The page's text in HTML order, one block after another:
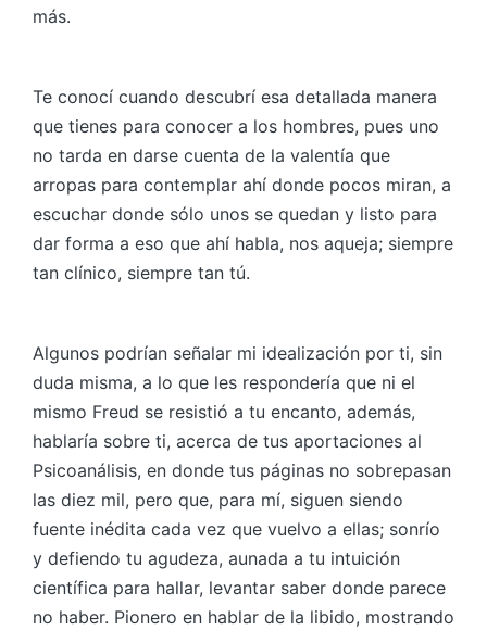
más.
Te conocí cuando descubrí esa detallada manera
que tienes para conocer a los hombres, pues uno
no tarda en darse cuenta de la valentía que
arropas para contemplar ahí donde pocos miran, a
escuchar donde sólo unos se quedan y listo para
dar forma a eso que ahí habla, nos aqueja; siempre
tan clínico, siempre tan tú.
Algunos podrían señalar mi idealización por ti, sin
duda misma, a lo que les respondería que ni el
mismo Freud se resistió a tu encanto, además,
hablaría sobre ti, acerca de tus aportaciones al
Psicoanálisis, en donde tus páginas no sobrepasan
las diez mil, pero que, para mí, siguen siendo
fuente inédita cada vez que vuelvo a ellas; sonrío
y defiendo tu agudeza, aunada a tu intuición
científica para hallar, levantar saber donde parece
no haber. Pionero en hablar de la libido, mostrando